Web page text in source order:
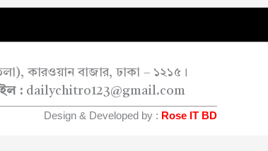
কারওয়ান বাজার, ঢাকা – ১২১৫।
:dailychitro123@gmail.com
Design & Developed by : Rose IT BD